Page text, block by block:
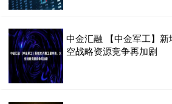
中金汇融 【中金军工】
空战略资源竞争再加剧